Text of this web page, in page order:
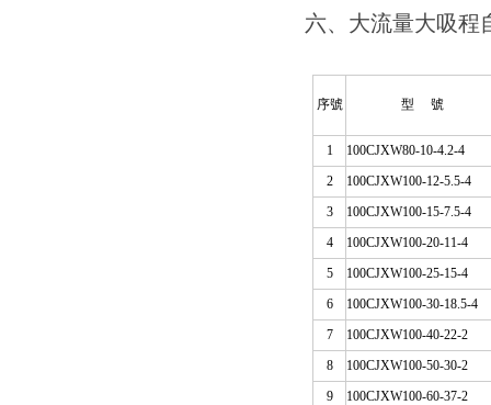
六、大流量大吸
序號 型 號
1 100CJXW80-10-4.2-4
2
100CJXW100-12-5.5-4
3
100CJXW100-15-7.5-4
4
100CJXW100-20-11-4
5
100CJXW100-25-15-4
6
100CJXW100-30-18.5-4
7
100CJXW100-40-22-2
8
100CJXW100-50-30-2
9
100CJXW100-60-37-2